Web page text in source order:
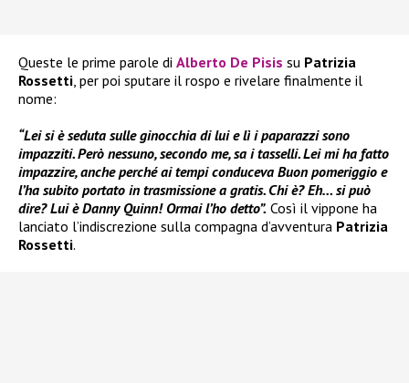
Queste le prime parole di Alberto De Pisis su Patrizia
Rossetti, per poi sputare il rospo e rivelare finalmente il
nome:
“Lei si è seduta sulle ginocchia di lui e lì i paparazzi sono
impazziti. Però nessuno, secondo me, sa i tasselli. Lei mi ha fatto
impazzire, anche perché ai tempi conduceva Buon pomeriggio e
l’ha subito portato in trasmissione a gratis. Chi è? Eh… si può
dire? Lui è Danny Quinn! Ormai l’ho detto”. Così il vippone ha
lanciato l’indiscrezione sulla compagna d’avventura Patrizia
Rossetti.